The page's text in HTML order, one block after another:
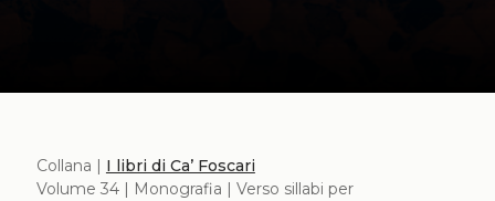
Collana | I libri di Ca’ Foscari
Volume 34 | Monografia | Verso sillabi per